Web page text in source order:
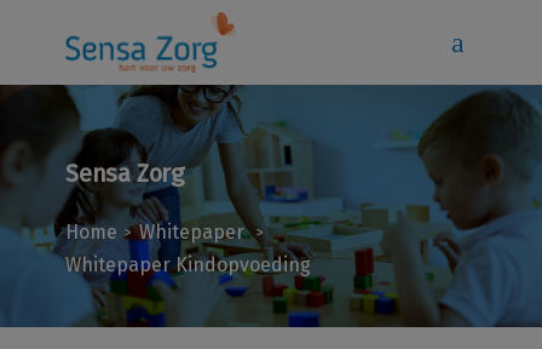
Sensa Zorg
Home >Whitepaper >
Whitepaper Kindopvoeding